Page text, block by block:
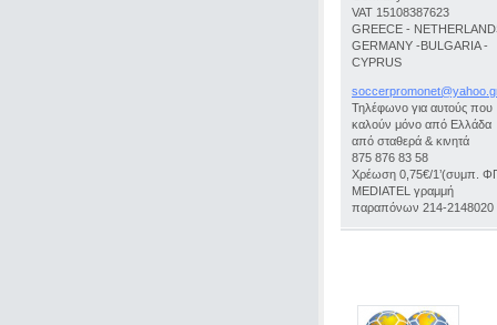
VAT 15108387623
GREECE -
GERMANY -BULGARIA -
CYPRUS
soccerpromonet@y
Τηλέφωνο για αυτούς που
καλούν μόνο από Ελλάδα
από σταθερά & κινητά
875 876 83 58
Χρέωση 0,75€/1’(συμπ.
MEDIATEL γραμμή
παραπόνων 214-2148020